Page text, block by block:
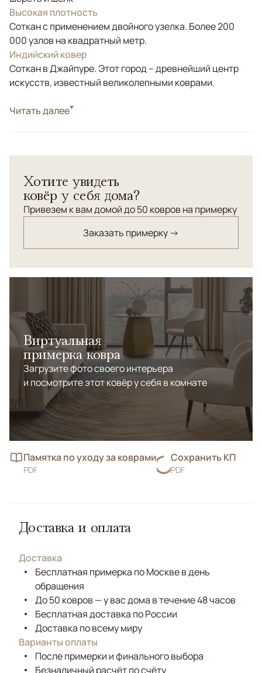
Высокая плотность
Соткан с применением двойного узелка. Более 200
000 узлов на квадратный метр.
Индийский ковер
Соткан в Джайпуре. Этот город – древнейший центр
искусств, известный великолепными коврами.
СтильСовременные
Читать далее
Хотите увидеть
ковёр у себя дома?
Привезем к вам домой до 50 ковров на примерку
Заказать примерку →
Виртуальная
примерка ковра
Загрузите фото своего интерьера
и посмотрите этот ковёр у себя в комнате
Памятка по уходу за коврами
PDF
Сохранить КП
PDF
Доставка и оплата
Доставка
Бесплатная примерка по Москве в день
обращения
До 50 ковров — у вас дома в течение 48 часов
Бесплатная доставка по России
Доставка по всему миру
Варианты оплаты
После примерки и финального выбора
Безналичный расчёт по счёту